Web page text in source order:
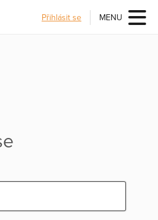
Přihlásit se MENU